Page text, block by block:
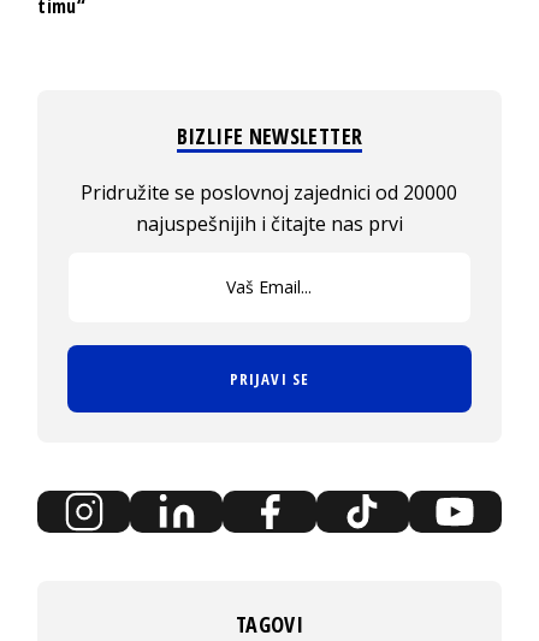
timu“
BIZLIFE NEWSLETTER
Pridružite se poslovnoj zajednici od 20000
najuspešnijih i čitajte nas prvi
PRIJAVI SE
TAGOVI